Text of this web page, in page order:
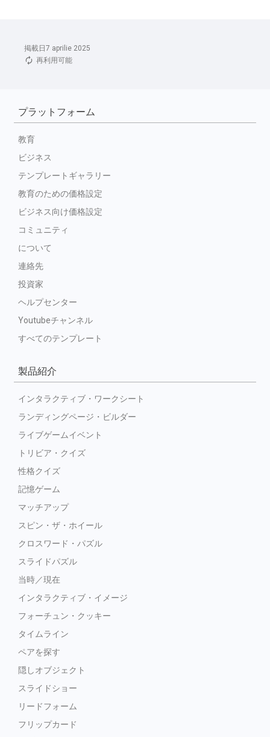
掲載日7 aprilie 2025
再利用可能
プラットフォーム
教育
ビジネス
テンプレートギャラリー
教育のための価格設定
ビジネス向け価格設定
コミュニティ
について
連絡先
投資家
ヘルプセンター
Youtubeチャンネル
すべてのテンプレート
製品紹介
インタラクティブ・ワークシート
ランディングページ・ビルダー
ライブゲームイベント
トリビア・クイズ
性格クイズ
記憶ゲーム
マッチアップ
スピン・ザ・ホイール
クロスワード・パズル
スライドパズル
当時／現在
インタラクティブ・イメージ
フォーチュン・クッキー
タイムライン
ペアを探す
隠しオブジェクト
スライドショー
リードフォーム
フリップカード